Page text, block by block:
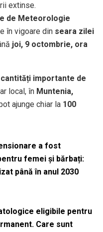
extinse.
de Meteorologie
în vigoare din seara zilei
joi, 9 octombrie, ora
cantități importante de
local, în Muntenia,
ajunge chiar la 100
a fost
femei și bărbați:
până în anul 2030
eligibile pentru
Care sunt